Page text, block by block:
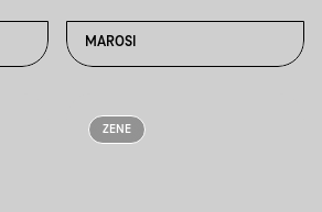
MAROSI
ZENE